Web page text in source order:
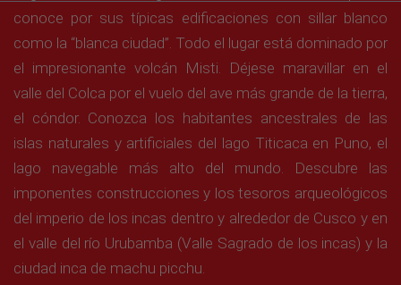
conoce por sus típicas edificaciones con sillar blanco
como la “blanca ciudad”. Todo el lugar está dominado por
el impresionante volcán Misti. Déjese maravillar en el
valle del Colca por el vuelo del ave más grande de la tierra,
el cóndor. Conozca los habitantes ancestrales de las
islas naturales y artificiales del lago Titicaca en Puno, el
lago navegable más alto del mundo. Descubre las
imponentes construcciones y los tesoros arqueológicos
del imperio de los incas dentro y alrededor de Cusco y en
el valle del río Urubamba (Valle Sagrado de los incas) y la
ciudad inca de machu picchu.